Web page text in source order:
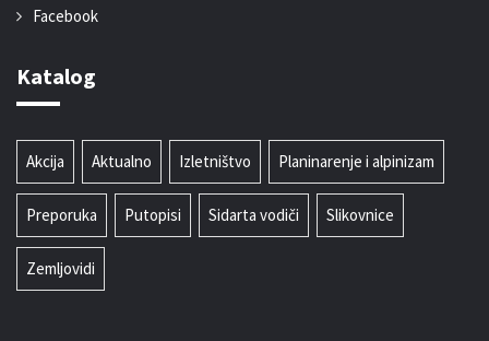
Facebook
Katalog
Akcija Aktualno Izletništvo Planinarenje i alpinizam
Preporuka Putopisi Sidarta vodiči Slikovnice
Zemljovidi